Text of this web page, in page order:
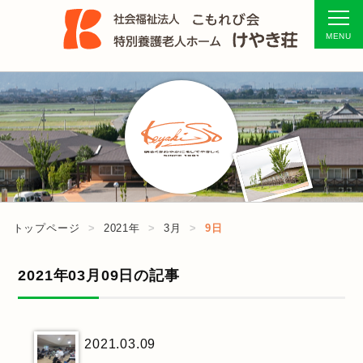
トップページ 2021年 3月 9日
2021年03月09日の記事
2021.03.09